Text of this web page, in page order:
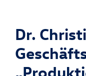
Dr.